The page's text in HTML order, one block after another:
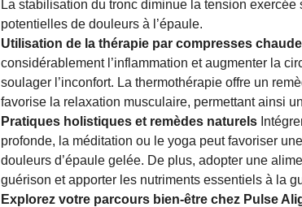
La stabilisation du tronc diminue la tension
potentielles de douleurs à l’épaule.
Utilisation de la thérapie par compresses
considérablement l’inflammation et augmenter la
soulager l’inconfort. La thermothérapie offre un
favorise la relaxation musculaire, permettant ainsi
Pratiques holistiques et remèdes naturels
profonde, la méditation ou le yoga peut favoriser
douleurs d’épaule gelée. De plus, adopter une
guérison et apporter les nutriments essentiels à la
Explorez votre parcours bien-être chez Pulse